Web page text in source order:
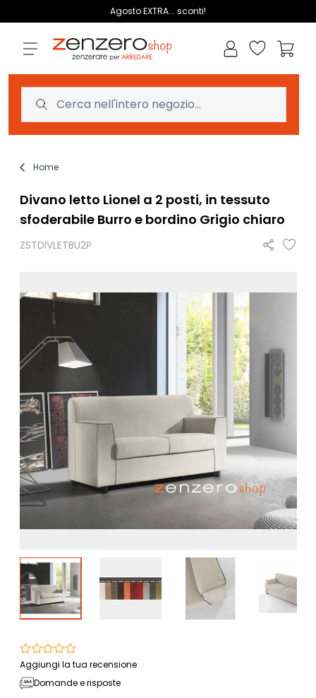
Agosto EXTRA... sconti!
Lista dei
Home
Divano letto Lionel a 2 posti, in tessuto
sfoderabile Burro e bordino Grigio chiaro
ZSTDIVLETBU2P
Aggiungi la tua recensione
Domande e risposte